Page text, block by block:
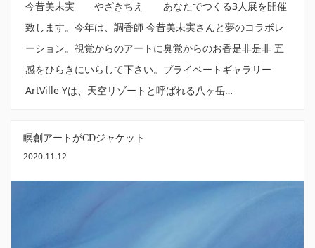
今昔美未実 やざきちえ あなたでつくる3人展を開催
致します。今年は、調香師 今昔美未実さんと夢のコラボレ
ーション。視覚からのアートに臭覚からのお香是非是非 五
感をひらきにいらして下さい。プライベートギャラリー
ArtVille Yは、天空リゾートと呼ばれる八ヶ岳…
瞑創アートがCDジャケット
2020.11.12